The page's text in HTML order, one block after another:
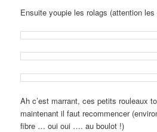
Ensuite youpie les rolags (attention les
Ah c’est marrant, ces petits rouleaux
maintenant il faut recommencer
fibre … oui oui …. au boulot !)